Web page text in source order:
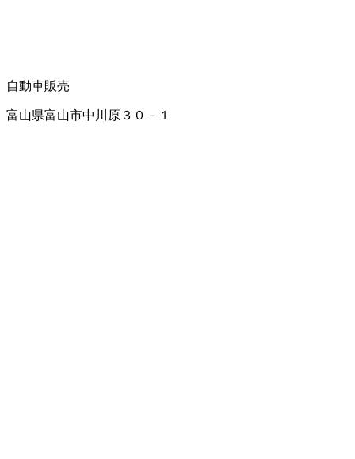
自動車販売
富山県富山市中川原３０－１